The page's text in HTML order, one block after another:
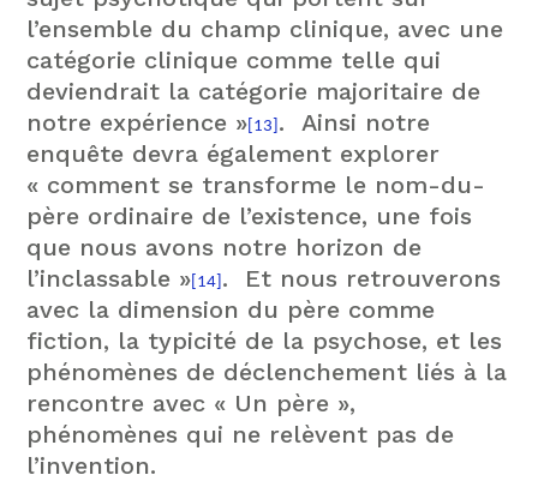
l’ensemble du champ clinique, avec une
catégorie clinique comme telle qui
deviendrait la catégorie majoritaire de
notre expérience » [13] . Ainsi notre
enquête devra également explorer
« comment se transforme le nom-du-
père ordinaire de l’existence, une fois
que nous avons notre horizon de
l’inclassable » [14] . Et nous retrouverons
avec la dimension du père comme
fiction, la typicité de la psychose, et les
phénomènes de déclenchement liés à la
rencontre avec « Un père »,
phénomènes qui ne relèvent pas de
l’invention.